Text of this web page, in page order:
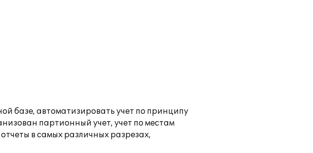
базе, автоматизировать учет по принципу
партионный учет, учет по местам
в самых различных разрезах,